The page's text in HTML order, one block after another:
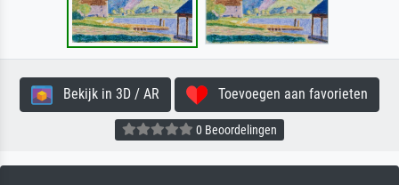
Bekijk in 3D / AR Toevoegen aan favorieten
0 Beoordelingen